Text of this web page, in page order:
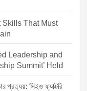
Skills That Must
Leadership and
Summit’ Held
প্রত্যয়: সিইও ফ্যাক্টরি